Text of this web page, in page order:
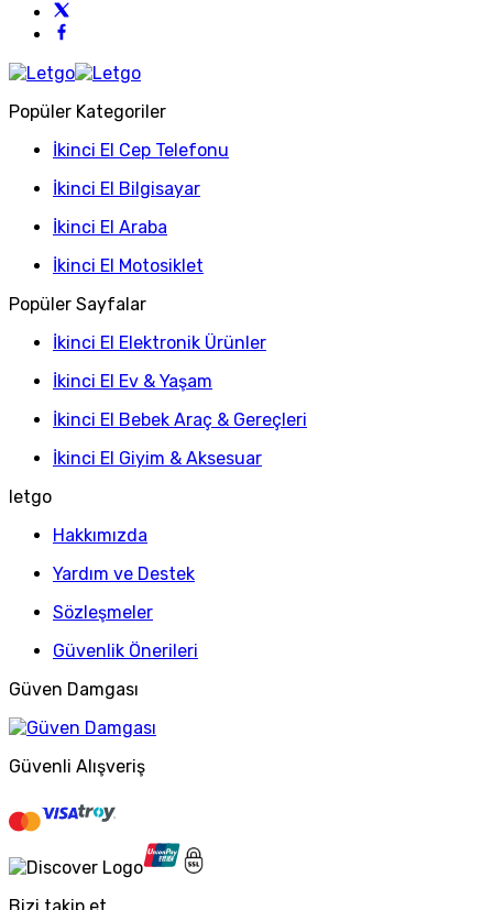
Popüler Kategoriler
İkinci El Cep Telefonu
İkinci El Bilgisayar
İkinci El Araba
İkinci El Motosiklet
Popüler Sayfalar
İkinci El Elektronik Ürünler
İkinci El Ev & Yaşam
İkinci El Bebek Araç & Gereçleri
İkinci El Giyim & Aksesuar
letgo
Hakkımızda
Yardım ve Destek
Sözleşmeler
Güvenlik Önerileri
Güven Damgası
Güvenli Alışveriş